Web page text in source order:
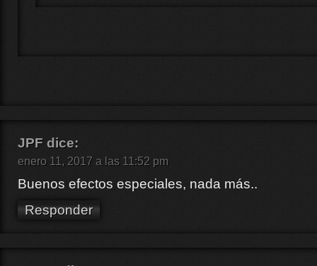
JPF dice:
enero 11, 2017 a las 11:52 pm
Buenos efectos especiales, nada más..
Responder